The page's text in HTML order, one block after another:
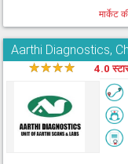
मार्केट
Aarthi Diagnostics,
★★★★ 4.0